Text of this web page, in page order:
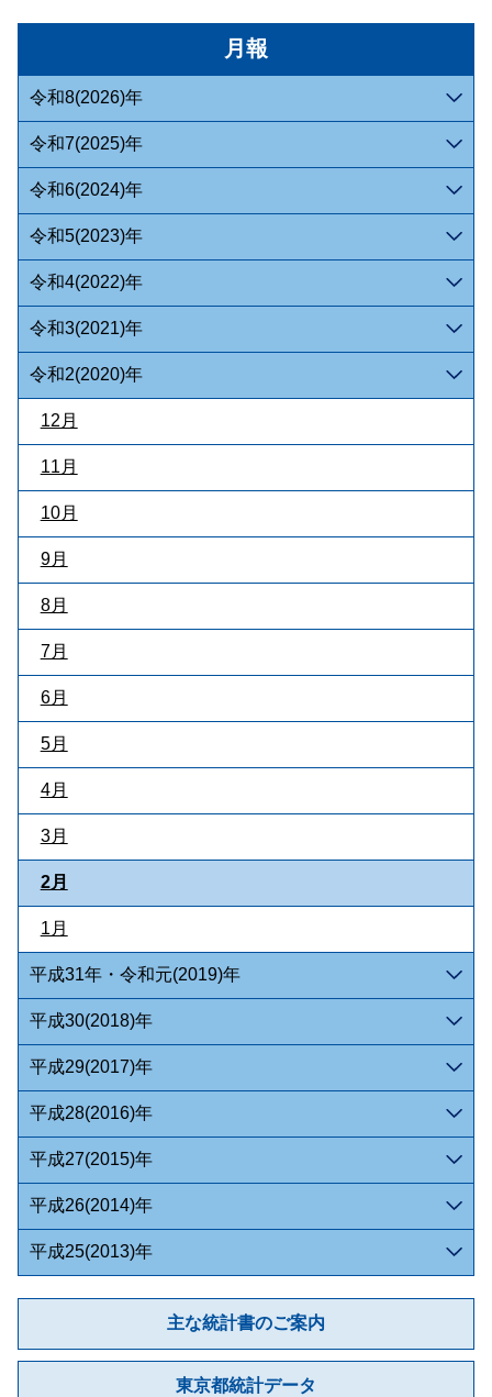
月報
令和8(2026)年
令和7(2025)年
令和6(2024)年
令和5(2023)年
令和4(2022)年
令和3(2021)年
令和2(2020)年
12月
11月
10月
9月
8月
7月
6月
5月
4月
3月
2月
1月
平成31年・令和元(2019)年
平成30(2018)年
平成29(2017)年
平成28(2016)年
平成27(2015)年
平成26(2014)年
平成25(2013)年
主な統計書のご案内
東京都統計データ